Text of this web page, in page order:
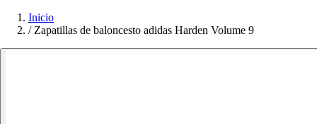
Inicio
/ Zapatillas de baloncesto adidas Harden Volume 9